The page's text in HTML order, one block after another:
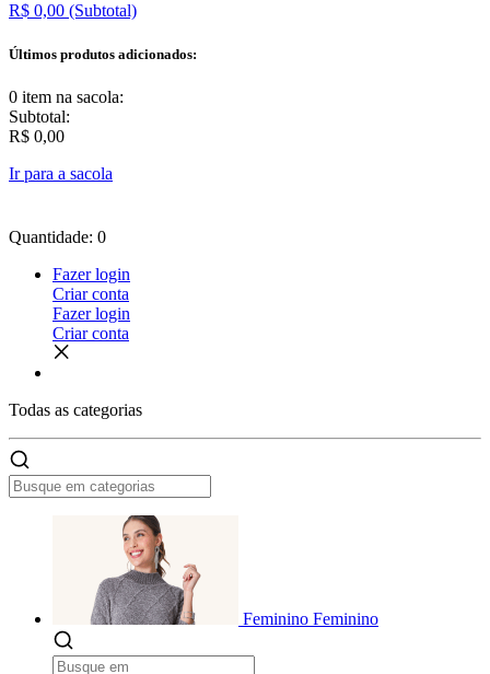
R$ 0,00 (Subtotal)
Últimos produtos adicionados:
0 item na sacola:
Subtotal:
R$ 0,00
Ir para a sacola
Quantidade: 0
Fazer login
Criar conta
Fazer login
Criar conta
Todas as categorias
Feminino Feminino